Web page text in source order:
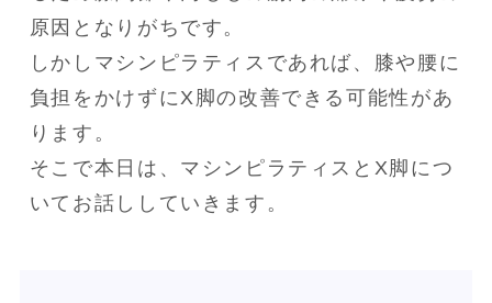
原因となりがちです。
しかしマシンピラティスであれば、膝や腰に
負担をかけずにX脚の改善できる可能性があ
ります。
そこで本日は、マシンピラティスとX脚につ
いてお話ししていきます。